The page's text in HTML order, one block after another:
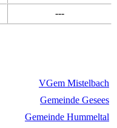
---
VGem Mistelbach
Gemeinde Gesees
Gemeinde Hummeltal